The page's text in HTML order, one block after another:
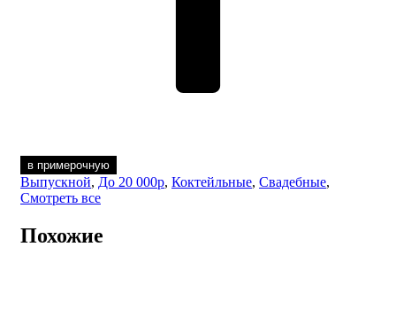
в примерочную
Выпускной, До 20 000р, Коктейльные, Свадебные,
Смотреть все
Похожие